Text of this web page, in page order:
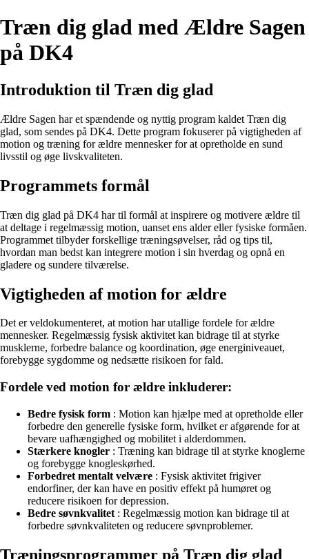
Træn dig glad med Ældre Sagen
på DK4
Introduktion til Træn dig glad
Ældre Sagen har et spændende og nyttig program kaldet Træn dig
glad, som sendes på DK4. Dette program fokuserer på vigtigheden af
motion og træning for ældre mennesker for at opretholde en sund
livsstil og øge livskvaliteten.
Programmets formål
Træn dig glad på DK4 har til formål at inspirere og motivere ældre til
at deltage i regelmæssig motion, uanset ens alder eller fysiske formåen.
Programmet tilbyder forskellige træningsøvelser, råd og tips til,
hvordan man bedst kan integrere motion i sin hverdag og opnå en
gladere og sundere tilværelse.
Vigtigheden af motion for ældre
Det er veldokumenteret, at motion har utallige fordele for ældre
mennesker. Regelmæssig fysisk aktivitet kan bidrage til at styrke
musklerne, forbedre balance og koordination, øge energiniveauet,
forebygge sygdomme og nedsætte risikoen for fald.
Fordele ved motion for ældre inkluderer:
Bedre fysisk form : Motion kan hjælpe med at opretholde eller
forbedre den generelle fysiske form, hvilket er afgørende for at
bevare uafhængighed og mobilitet i alderdommen.
Stærkere knogler : Træning kan bidrage til at styrke knoglerne
og forebygge knogleskørhed.
Forbedret mentalt velvære : Fysisk aktivitet frigiver
endorfiner, der kan have en positiv effekt på humøret og
reducere risikoen for depression.
Bedre søvnkvalitet : Regelmæssig motion kan bidrage til at
forbedre søvnkvaliteten og reducere søvnproblemer.
Træningsprogrammer på Træn dig glad